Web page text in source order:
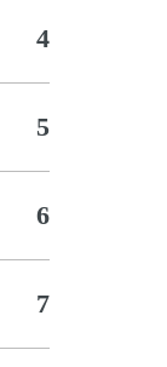
4
5
6
7